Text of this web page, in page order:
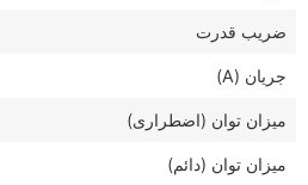
ضریب قدرت
جریان (A)
میزان توان (اضطراری)
میزان توان (دائم)